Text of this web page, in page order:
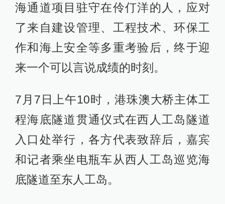
海通道项目驻守在伶仃洋的人，应对
了来自建设管理、工程技术、环保工
作和海上安全等多重考验后，终于迎
来一个可以言说成绩的时刻。
7月7日上午10时，港珠澳大桥主体工
程海底隧道贯通仪式在西人工岛隧道
入口处举行，各方代表致辞后，嘉宾
和记者乘坐电瓶车从西人工岛巡览海
底隧道至东人工岛。